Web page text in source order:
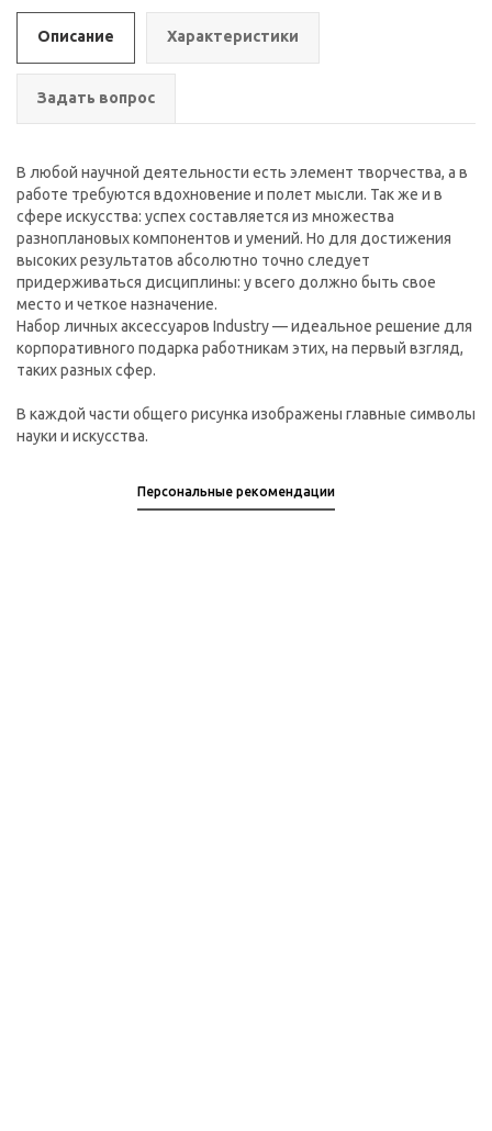
Описание Характеристики
Задать вопрос
В любой научной деятельности есть элемент творчества, а в
работе требуются вдохновение и полет мысли. Так же и в
сфере искусства: успех составляется из множества
разноплановых компонентов и умений. Но для достижения
высоких результатов абсолютно точно следует
придерживаться дисциплины: у всего должно быть свое
место и четкое назначение.
Набор личных аксессуаров Industry — идеальное решение для
корпоративного подарка работникам этих, на первый взгляд,
таких разных сфер.
В каждой части общего рисунка изображены главные символы
науки и искусства.
Персональные рекомендации